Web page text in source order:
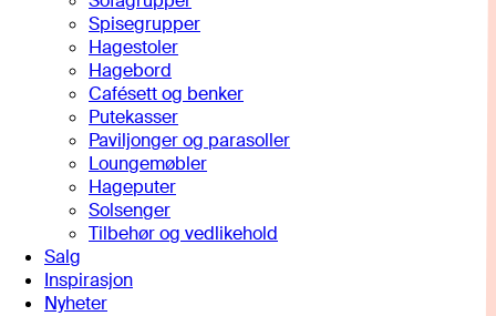
Spisegrupper
Hagestoler
Hagebord
Cafésett og benker
Putekasser
Paviljonger og parasoller
Loungemøbler
Hageputer
Solsenger
Tilbehør og vedlikehold
Salg
Inspirasjon
Nyheter